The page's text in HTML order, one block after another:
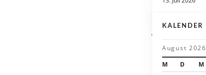
KALENDER
August 2026
M
D M